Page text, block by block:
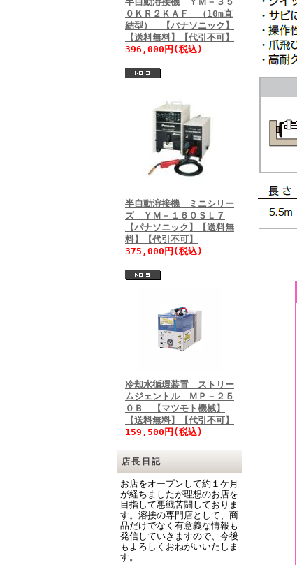
０ＫＲ２ＫＡＦ （10m直
結型） 【パナソニック】
【送料無料】【代引不可】
396,000円(税込)
半自動溶接機 ミニシリー
ズ ＹＭ－１６０ＳＬ７
【パナソニック】【送料無
料】【代引不可】
375,000円(税込)
冷却水循環装置 ストリー
ムジェントル ＭＰ－２５
０Ｂ 【マツモト機械】
【送料無料】【代引不可】
159,500円(税込)
店長日記
お店をオープンして約１ケ月
が経ちましたが理想のお店を
目指して悪戦苦闘しておりま
す。溶接の専門店として、商
品だけでなく有意義な情報も
発信していきますので、今後
もよろしくおねがいいたしま
す。